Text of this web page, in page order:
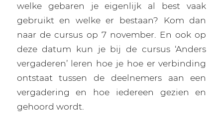
welke gebaren je eigenlijk al best vaak
gebruikt en welke er bestaan? Kom dan
naar de cursus op 7 november. En ook op
deze datum kun je bij de cursus ‘Anders
vergaderen’ leren hoe je hoe er verbinding
ontstaat tussen de deelnemers aan een
vergadering en hoe iedereen gezien en
gehoord wordt.